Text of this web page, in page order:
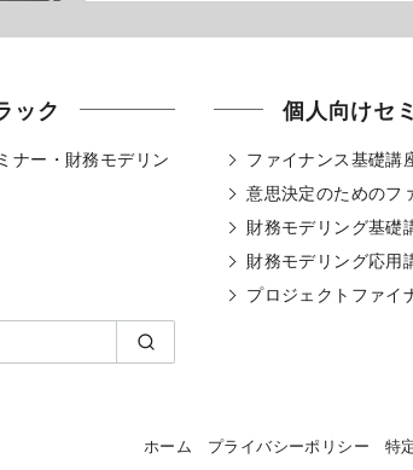
ック
ナー・財務モデリン
個人向けセ
ファイナンス基礎講
意思決定のためのフ
財務モデリング基礎
財務モデリング応用
プロジェクトファイ
ホーム プライバシーポリシー 特